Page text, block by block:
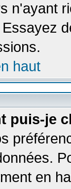
n'ayant
haut
puis-je
en